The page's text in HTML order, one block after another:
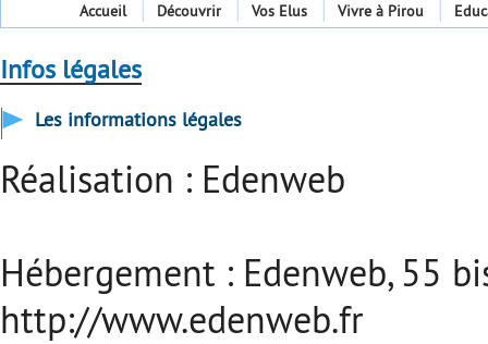
Accueil Découvrir Vos Elus Vivre à Pirou
Infos légales
Les informations légales
Réalisation : Edenweb
Hébergement : Edenweb, 55
http://www.edenweb.fr